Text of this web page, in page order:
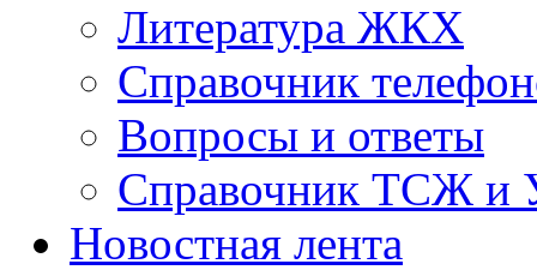
Литература ЖКХ
Справочник
Вопросы и ответы
Справочник ТСЖ и
Новостная лента